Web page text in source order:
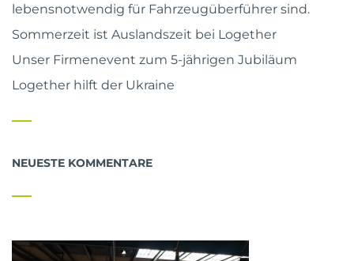
lebensnotwendig für Fahrzeugüberführer sind.
Sommerzeit ist Auslandszeit bei Logether
Unser Firmenevent zum 5-jährigen Jubiläum
Logether hilft der Ukraine
NEUESTE KOMMENTARE